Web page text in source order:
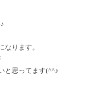
なります。
と思ってます(^^♪